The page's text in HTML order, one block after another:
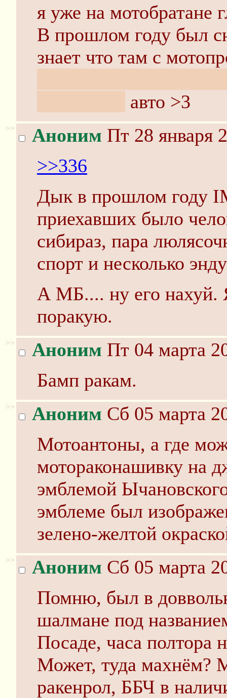
я уже на мотобратане
В прошлом году был
знает что там с
авто >3
>> Аноним Пт 28 января
>>336
Дык в прошлом году
приехавших было
сибираз, пара
спорт и несколько
А МБ.... ну его нахуй.
поракую.
>> Аноним Пт 04 марта
Бамп ракам.
>> Аноним Сб 05 марта
Мотоантоны, а где
мотораконашивку на
эмблемой
эмблеме был
зелено-желтой
>> Аноним Сб 05 марта
Помню, был в
шалмане под
Посаде, часа
Может, туда махнём?
ракенрол, ББЧ в